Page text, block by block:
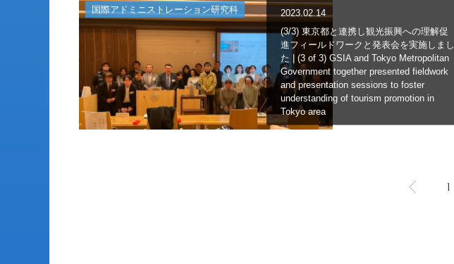
国際アドミニストレーション研究科
2023.02.14
(3/3) 東京都と連携し観光振興への理解促
進フィールドワークと発表会を実施しまし
た | (3 of 3) GSIA and Tokyo Metropolitan
Government together presented fieldwork
and presentation sessions to foster
understanding of tourism promotion in
Tokyo area
1